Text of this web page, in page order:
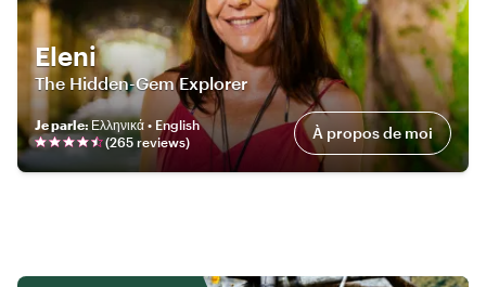
Eleni
The Hidden-Gem Explorer
Je parle: Ελληνικά • English
(265 reviews) À propos de moi